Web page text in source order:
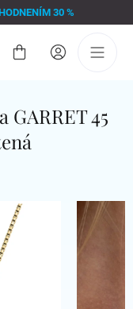
30 %
Nákupný
GARRET 45